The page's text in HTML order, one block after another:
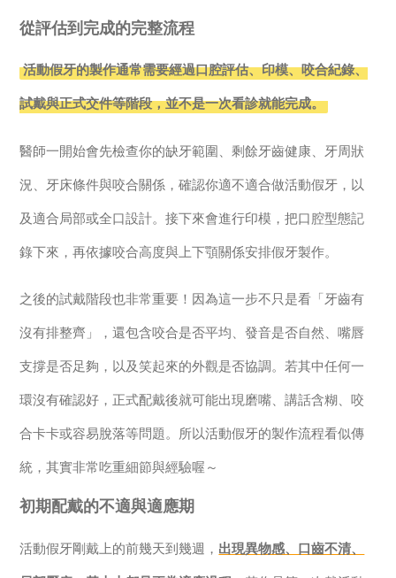
從評估到完成的完整流程
活動假牙的製作通常需要經過口腔評估、印模、咬合紀錄、
試戴與正式交件等階段，並不是一次看診就能完成。
醫師一開始會先檢查你的缺牙範圍、剩餘牙齒健康、牙周狀
況、牙床條件與咬合關係，確認你適不適合做活動假牙，以
及適合局部或全口設計。接下來會進行印模，把口腔型態記
錄下來，再依據咬合高度與上下顎關係安排假牙製作。
之後的試戴階段也非常重要！因為這一步不只是看「牙齒有
沒有排整齊」，還包含咬合是否平均、發音是否自然、嘴唇
支撐是否足夠，以及笑起來的外觀是否協調。若其中任何一
環沒有確認好，正式配戴後就可能出現磨嘴、講話含糊、咬
合卡卡或容易脫落等問題。所以活動假牙的製作流程看似傳
統，其實非常吃重細節與經驗喔～
初期配戴的不適與適應期
活動假牙剛戴上的前幾天到幾週， 出現異物感、口齒不清、